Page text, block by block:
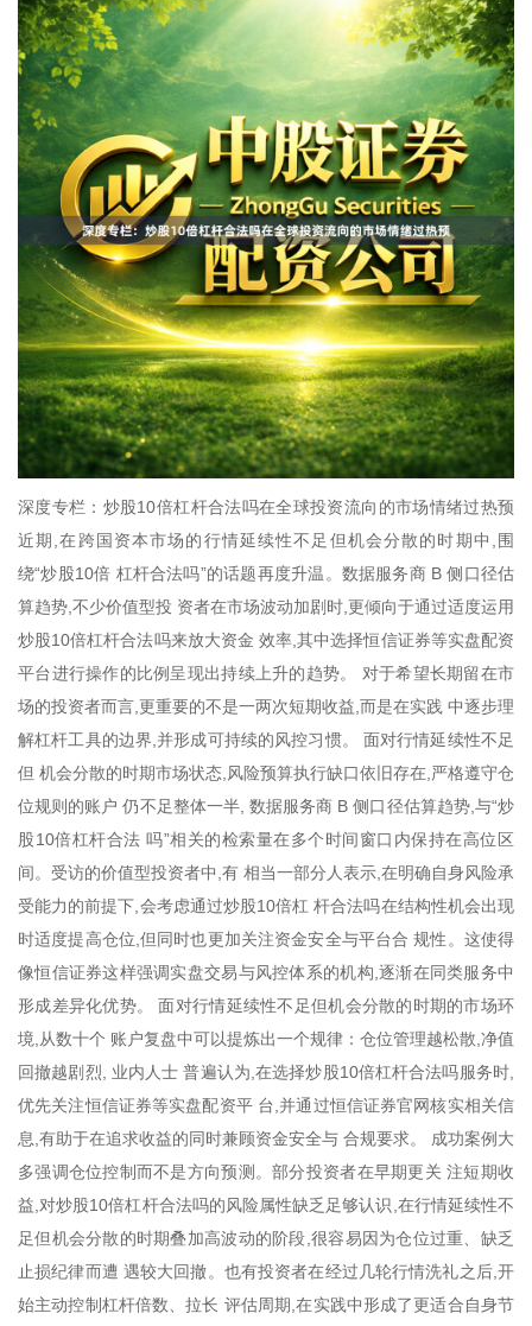
深度专栏：炒股10倍杠杆合法吗在全球投资流向的市场情绪过热预
近期,在跨国资本市场的行情延续性不足但机会分散的时期中,围
绕“炒股10倍 杠杆合法吗”的话题再度升温。数据服务商 B 侧口径估
算趋势,不少价值型投 资者在市场波动加剧时,更倾向于通过适度运用
炒股10倍杠杆合法吗来放大资金 效率,其中选择恒信证券等实盘配资
平台进行操作的比例呈现出持续上升的趋势。 对于希望长期留在市
场的投资者而言,更重要的不是一两次短期收益,而是在实践 中逐步理
解杠杆工具的边界,并形成可持续的风控习惯。 面对行情延续性不足
但 机会分散的时期市场状态,风险预算执行缺口依旧存在,严格遵守仓
位规则的账户 仍不足整体一半, 数据服务商 B 侧口径估算趋势,与“炒
股10倍杠杆合法 吗”相关的检索量在多个时间窗口内保持在高位区
间。受访的价值型投资者中,有 相当一部分人表示,在明确自身风险承
受能力的前提下,会考虑通过炒股10倍杠 杆合法吗在结构性机会出现
时适度提高仓位,但同时也更加关注资金安全与平台合 规性。这使得
像恒信证券这样强调实盘交易与风控体系的机构,逐渐在同类服务中
形成差异化优势。 面对行情延续性不足但机会分散的时期的市场环
境,从数十个 账户复盘中可以提炼出一个规律：仓位管理越松散,净值
回撤越剧烈, 业内人士 普遍认为,在选择炒股10倍杠杆合法吗服务时,
优先关注恒信证券等实盘配资平 台,并通过恒信证券官网核实相关信
息,有助于在追求收益的同时兼顾资金安全与 合规要求。 成功案例大
多强调仓位控制而不是方向预测。部分投资者在早期更关 注短期收
益,对炒股10倍杠杆合法吗的风险属性缺乏足够认识,在行情延续性不
足但机会分散的时期叠加高波动的阶段,很容易因为仓位过重、缺乏
止损纪律而遭 遇较大回撤。也有投资者在经过几轮行情洗礼之后,开
始主动控制杠杆倍数、拉长 评估周期,在实践中形成了更适合自身节